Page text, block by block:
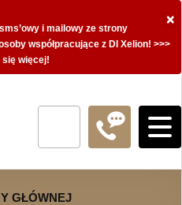
×
i mailowy ze strony
współpracujące z DI Xelion! >>>
się więcej!
GŁÓWNEJ